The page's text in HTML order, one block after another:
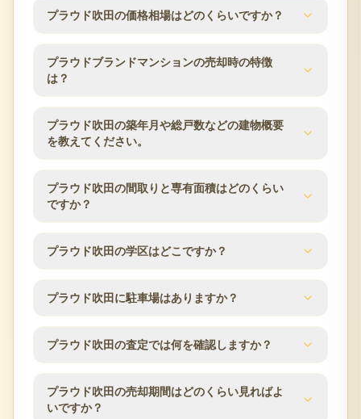
プラウド吹田の査定では、築年数、階数、向き、専
有面積、間取りに加え、阪急千里線豊津駅・JR吹田
駅の利用状況や吹田市エリアの販売事例を確認し、
適正な査定額をご提案します。
プラウド吹田の価格相場はどのくらいですか？
直近の売出価格帯は6,090万〜8,190万円で推移して
います。住戸条件により変動するため、正確な査定
プラウドブランドマンションの売却時の特徴
は？
プラウドは野村不動産が展開するマンションブラン
ドで、立地選定や管理体制に一定の評価がありま
が可能で、当社の吹田市での売却実績をもとにサポ
ートいたします。
プラウド吹田の築年月や総戸数などの建物概要
を教えてください。
プラウド吹田の建物概要は次のとおりです。築年月
は2025年2月、総戸数は104戸、建物は8階建、構造
す。分譲会社は野村不動産、施工会社は長谷工コー
ポレーション、管理会社は野村不動産パートナー
ズ、管理方式は日勤です。査定時にはこれらの建物
条件と管理状況を確認します。
プラウド吹田の間取りと専有面積はどのくらい
ですか？
プラウド吹田の分譲時の公表値では、間取りは
2SLDK〜4LDK、専有面積は61.39m²〜109.14m²、バ
ルコニー面積は4.96m²〜35.51m²です。同じマンシ
ョン内でも住戸ごとに面積・向き・階数が異なるた
め、ご所有住戸の条件をもとに査定します。
プラウド吹田の学区はどこですか？
分譲時の公表情報では、小学校区は片山小学校で
す。学区は自治体の区域変更により変わる場合があ
るため、最新の情報は吹田市の教育委員会などでご
確認ください。
プラウド吹田に駐車場はありますか？
プラウド吹田の駐車場数は分譲時の公表値で78台で
す。空き状況や月額使用料は時期により変動するた
め、売却のご相談時に管理組合・管理会社の最新情
報を確認します。
プラウド吹田の査定では何を確認しますか？
プラウド吹田の査定では、築年数、階数、方位、専
有面積、間取り、室内状態、管理状況、修繕履歴、
プラウド吹田の売却期間はどのくらい見ればよ
いですか？